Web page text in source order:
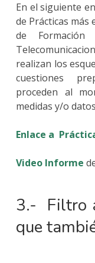
En el siguiente
de Prácticas
de
realizan los
cuestiones
proceden al
medidas y/o
Enlace a
Video Informe
3.- Filtro
que